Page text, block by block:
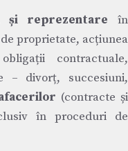
și reprezentare în
proprietate, acțiunea
contractuale,
– divorț, succesiuni,
(contracte și
în proceduri de